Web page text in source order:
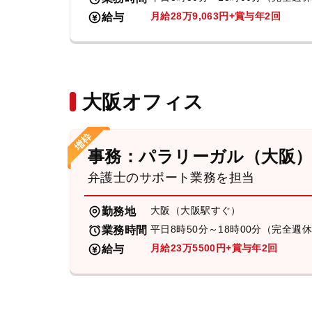
給与 月給28万9,063円+賞与年2回
大阪オフィス
事務：パラリーガル（大阪）
弁護士のサポート業務を担当
勤務地 大阪（大阪駅すぐ）
業務時間 平日8時50分～18時00分（完全週休
給与 月給23万5500円+賞与年2回